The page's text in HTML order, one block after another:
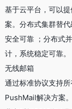
基于云平台，可以
案。分布式集群替
安全可靠 ；分布式
计，系统稳定可靠。
无线邮箱
通过标准协议支持
PushMail解决方案